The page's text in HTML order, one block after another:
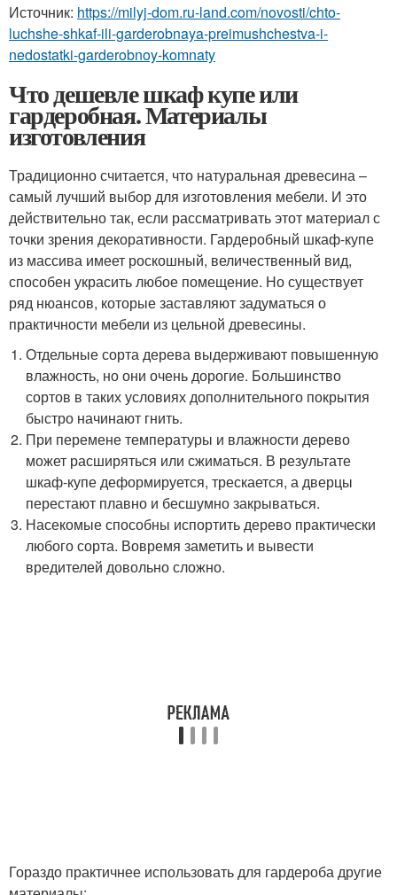
Источник: https://milyj-dom.ru-land.com/novosti/chto-
luchshe-shkaf-ili-garderobnaya-preimushchestva-i-
nedostatki-garderobnoy-komnaty
Что дешевле шкаф купе или
гардеробная. Материалы
изготовления
Традиционно считается, что натуральная древесина –
самый лучший выбор для изготовления мебели. И это
действительно так, если рассматривать этот материал с
точки зрения декоративности. Гардеробный шкаф-купе
из массива имеет роскошный, величественный вид,
способен украсить любое помещение. Но существует
ряд нюансов, которые заставляют задуматься о
практичности мебели из цельной древесины.
Отдельные сорта дерева выдерживают повышенную
влажность, но они очень дорогие. Большинство
сортов в таких условиях дополнительного покрытия
быстро начинают гнить.
При перемене температуры и влажности дерево
может расширяться или сжиматься. В результате
шкаф-купе деформируется, трескается, а дверцы
перестают плавно и бесшумно закрываться.
Насекомые способны испортить дерево практически
любого сорта. Вовремя заметить и вывести
вредителей довольно сложно.
Гораздо практичнее использовать для гардероба другие